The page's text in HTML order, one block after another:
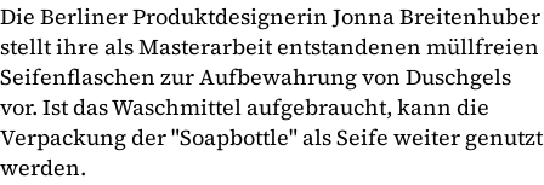
Die Berliner Produktdesignerin Jonna Breitenhuber
stellt ihre als Masterarbeit entstandenen müllfreien
Seifenflaschen zur Aufbewahrung von Duschgels
vor. Ist das Waschmittel aufgebraucht, kann die
Verpackung der "Soapbottle" als Seife weiter genutzt
werden.